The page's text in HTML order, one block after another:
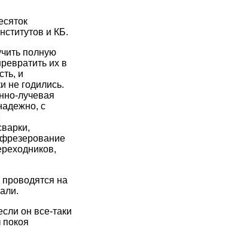
и КБ.
полную
их в
и
не годились.
лучевая
с
на
он все-таки
покоя